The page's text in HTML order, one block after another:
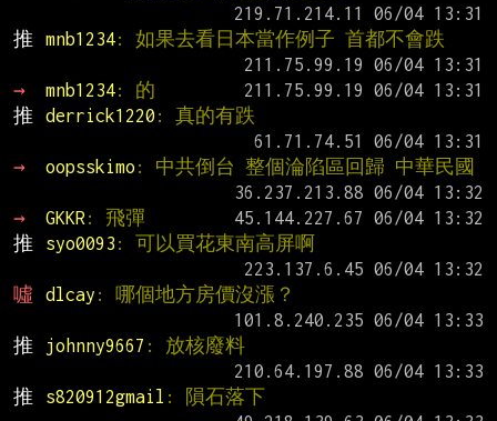
推
mnb1234: 如果去看日本當作例子 首都不會跌
→
mnb1234: 的
推
derrick1220 : 真的有跌
→
oopsskimo : 中共倒台 整個淪陷區回歸 中華民國
→
GKKR : 飛彈
推
syo0093 : 可以買花東南高屏啊
噓
dlcay : 哪個地方房價沒漲？
推
johnny9667 : 放核廢料
推
s820912gmail : 隕石落下